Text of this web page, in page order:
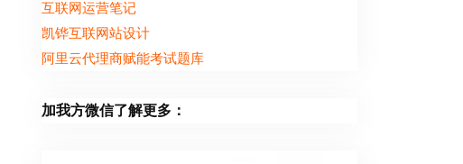
互联网运营笔记
凯铧互联网站设计
阿里云代理商赋能考试题库
加我方微信了解更多：